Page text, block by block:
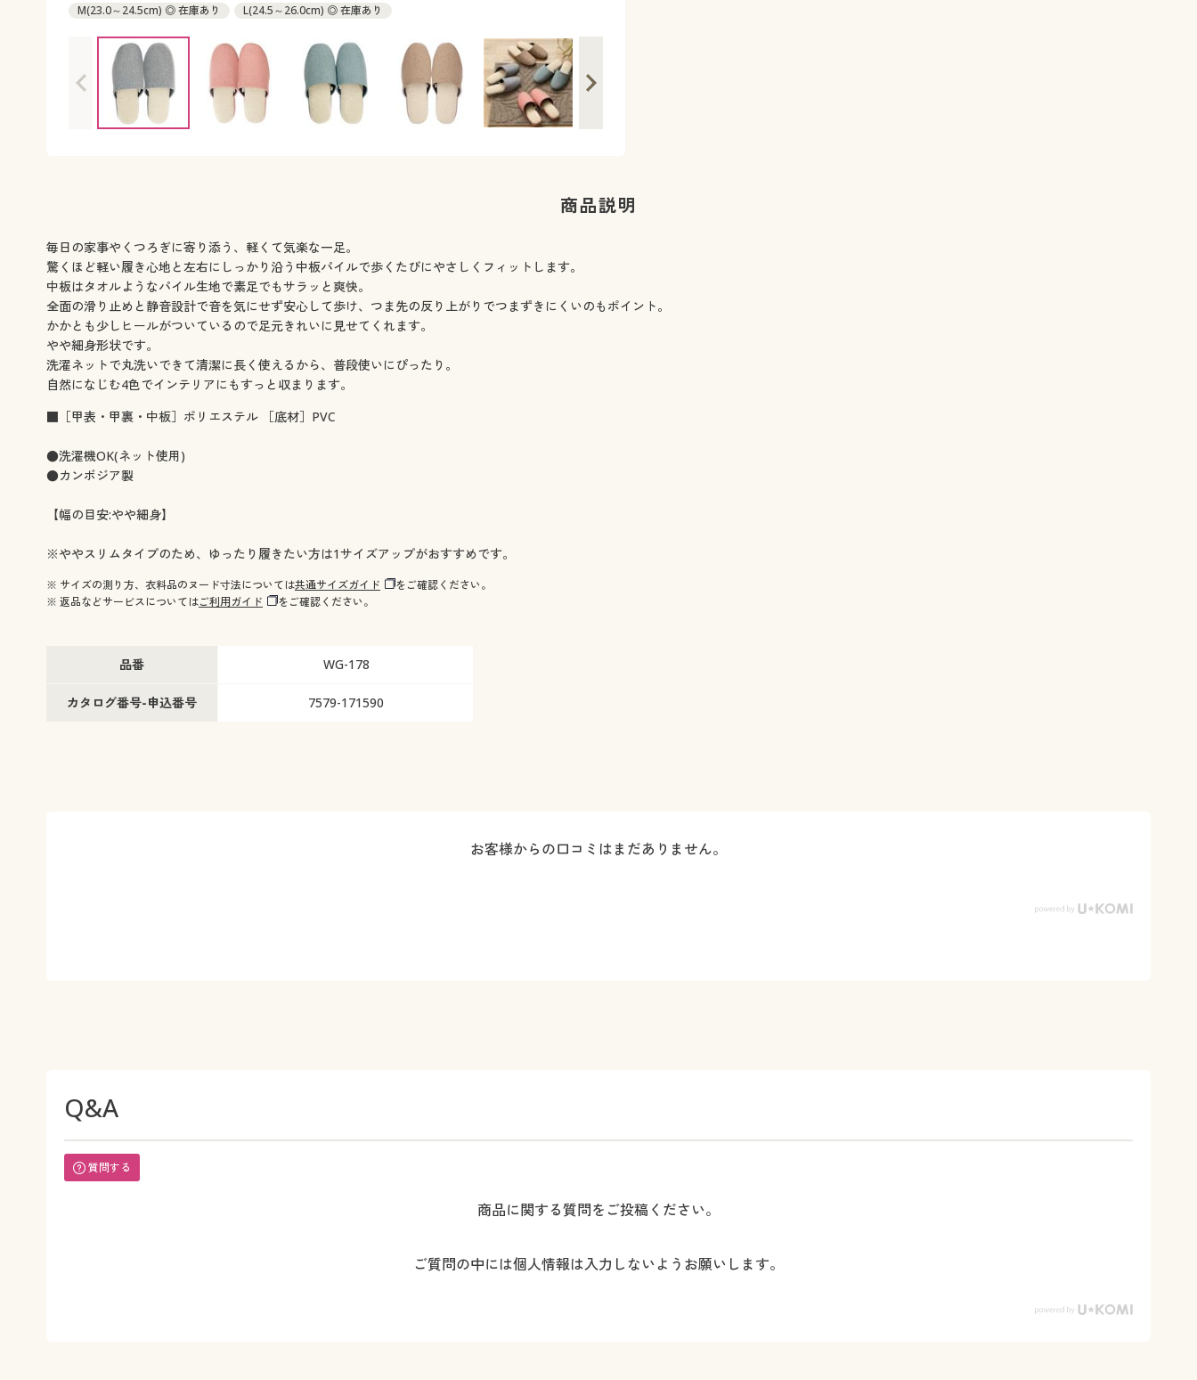
M(23.0～24.5cm) ◎ 在庫あり L(24.5～26.0cm) ◎ 在庫あり
商品説明
毎日の家事やくつろぎに寄り添う、軽くて気楽な一足。
驚くほど軽い履き心地と左右にしっかり沿う中板パイルで歩くたびにやさしくフィットします。
中板はタオルようなパイル生地で素足でもサラッと爽快。
全面の滑り止めと静音設計で音を気にせず安心して歩け、つま先の反り上がりでつまずきにくいのもポイント。
かかとも少しヒールがついているので足元きれいに見せてくれます。
やや細身形状です。
洗濯ネットで丸洗いできて清潔に長く使えるから、普段使いにぴったり。
自然になじむ4色でインテリアにもすっと収まります。
■［甲表・甲裏・中板］ポリエステル ［底材］PVC
●洗濯機OK(ネット使用)
●カンボジア製
【幅の目安:やや細身】
※ややスリムタイプのため、ゆったり履きたい方は1サイズアップがおすすめです。
※ サイズの測り方、衣料品のヌード寸法については共通サイズガイド
をご確認ください。
※ 返品などサービスについてはご利用ガイド をご確認ください。
品番 WG-178
カタログ番号-申込番号 7579-171590
お客様からの口コミはまだありません。
Q&A
質問する
商品に関する質問をご投稿ください。
ご質問の中には個人情報は入力しないようお願いします。